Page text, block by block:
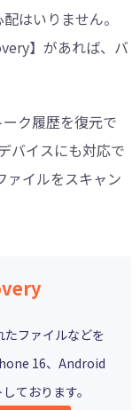
はいりません。
】があれば、バ
ク履歴を復元で
バイスにも対応で
ァイルをスキャン
ファイルなどを
16、Android
ております。